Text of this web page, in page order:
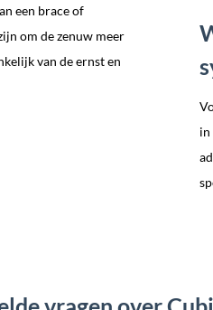
een brace of
om de zenuw meer
van de ernst en
in